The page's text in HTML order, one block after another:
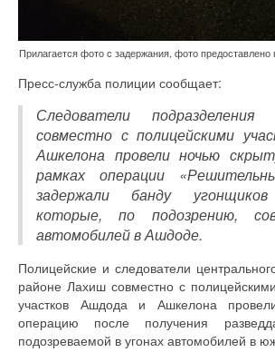
Прилагается фото с задержания, фото
Пресс-служба полиции сообщает:
Следователи
совместно с полицейскими
Ашкелона провели ночью
рамках операции
задержали банду
которые, по подозрению,
автомобилей в Ашдоде.
Полицейские и следователи
районе Лахиш совместно с
участков Ашдода и Ашкелона
операцию после получения
подозреваемой в угонах автомобилей в